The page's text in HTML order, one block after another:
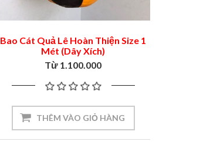
Bao Cát Quả Lê Hoàn Thiện Size 1
Mét (Dây Xích)
Từ 1.100.000